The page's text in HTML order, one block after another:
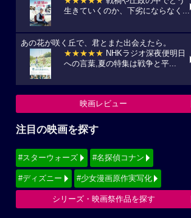
生きていくのか、下劣にならなく...
あの花が咲く丘で、君とまた出会えたら。
★★★★★ NHKラジオ深夜便明日
への言葉,夏の特集は戦争と平...
映画レビュー
注目の映画を探す
#スターウォーズ #名探偵コナン
#ディズニー #少女漫画原作実写化
シリーズ・映画祭作品を探す